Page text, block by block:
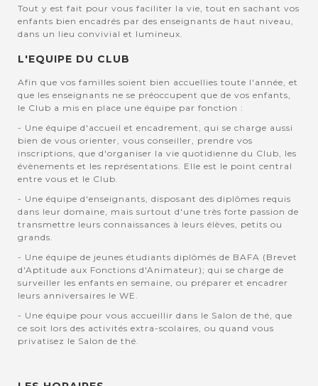
Tout y est fait pour vous faciliter la vie, tout en sachant vos
enfants bien encadrés par des enseignants de haut niveau,
dans un lieu convivial et lumineux.
L'EQUIPE DU CLUB
Afin que vos familles soient bien accuellies toute l'année, et
que les enseignants ne se préoccupent que de vos enfants,
le Club a mis en place une équipe par fonction :
- Une équipe d'accueil et encadrement, qui se charge aussi
bien de vous orienter, vous conseiller, prendre vos
inscriptions, que d'organiser la vie quotidienne du Club, les
évènements et les représentations. Elle est le point central
entre vous et le Club.
- Une équipe d'enseignants, disposant des diplômes requis
dans leur domaine, mais surtout d'une très forte passion de
transmettre leurs connaissances à leurs élèves, petits ou
grands.
- Une équipe de jeunes étudiants diplômés de BAFA (Brevet
d'Aptitude aux Fonctions d'Animateur); qui se charge de
surveiller les enfants en semaine, ou préparer et encadrer
leurs anniversaires le WE.
- Une équipe pour vous accueillir dans le Salon de thé, que
ce soit lors des activités extra-scolaires, ou quand vous
privatisez le Salon de thé.